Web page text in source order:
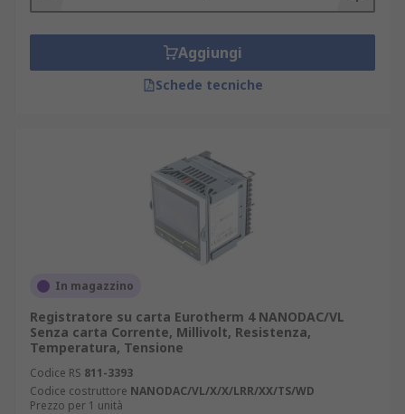
Aggiungi
Schede tecniche
In magazzino
Registratore su carta Eurotherm 4 NANODAC/VL
Senza carta Corrente, Millivolt, Resistenza,
Temperatura, Tensione
Codice RS 811-3393
Codice costruttore NANODAC/VL/X/X/LRR/XX/TS/WD
Prezzo per 1 unità